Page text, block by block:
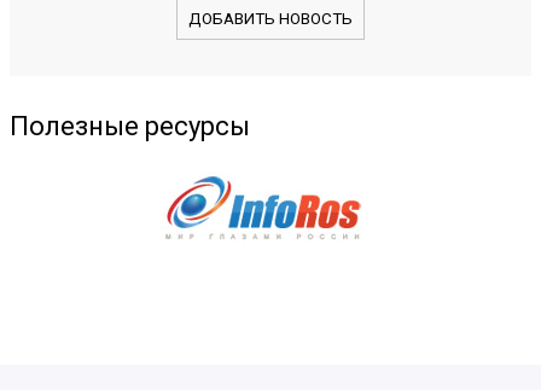
ДОБАВИТЬ НОВОСТЬ
Полезные ресурсы